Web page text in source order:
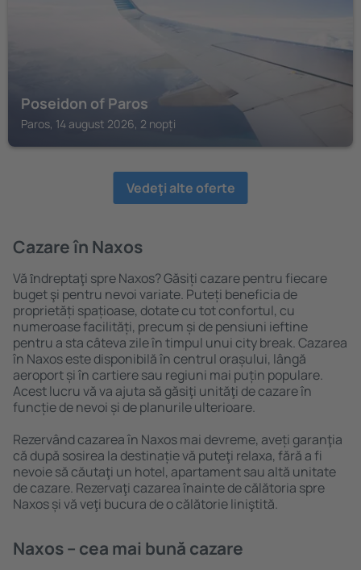
Poseidon of Paros
Paros, 14 august 2026, 2 nopți
Vedeţi alte oferte
Cazare în Naxos
Vă ȋndreptaţi spre Naxos? Găsiți cazare pentru fiecare
buget şi pentru nevoi variate. Puteți beneficia de
proprietăți spațioase, dotate cu tot confortul, cu
numeroase facilități, precum și de pensiuni ieftine
pentru a sta câteva zile în timpul unui city break. Cazarea
în Naxos este disponibilă în centrul orașului, lângă
aeroport și în cartiere sau regiuni mai puțin populare.
Acest lucru vă va ajuta să găsiţi unităţi de cazare în
funcție de nevoi și de planurile ulterioare.
Rezervând cazarea în Naxos mai devreme, aveți garanţia
că după sosirea la destinație vă puteţi relaxa, fără a fi
nevoie să căutaţi un hotel, apartament sau altă unitate
de cazare. Rezervaţi cazarea înainte de călătoria spre
Naxos și vă veţi bucura de o călătorie liniştită.
Naxos – cea mai bună cazare